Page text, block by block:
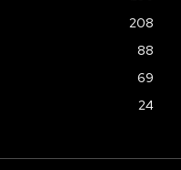
208
88
69
24